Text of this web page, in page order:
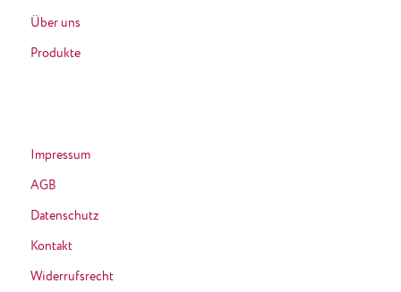
Über uns
Produkte
Impressum
AGB
Datenschutz
Kontakt
Widerrufsrecht